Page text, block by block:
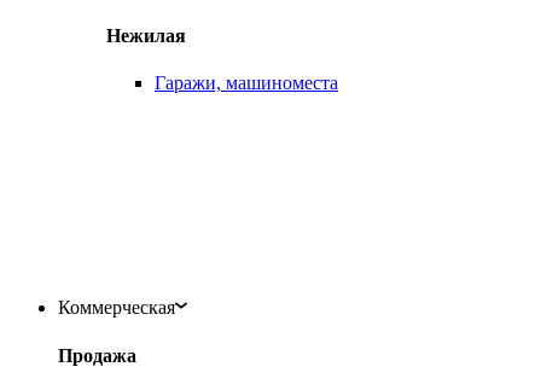
Нежилая
Гаражи, машиноместа
Коммерческая
Продажа